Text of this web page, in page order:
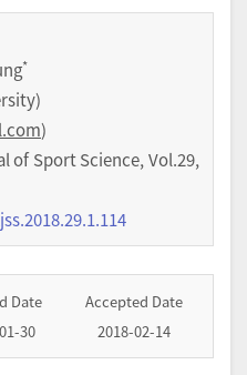
*
)
of Sport Science,Vol.29,
Date
30
Accepted Date
2018-02-14